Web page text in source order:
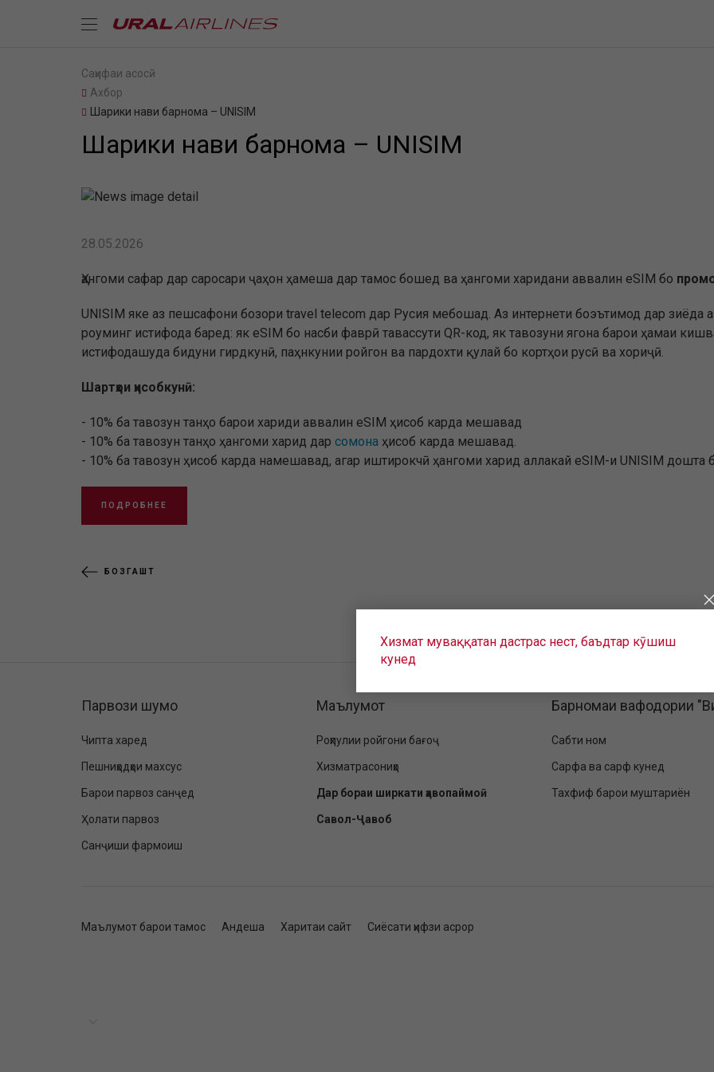
Саҳифаи асосӣ
Ахбор
Шарики нави барнома – UNISIM
Шарики нави барнома – UNISIM
28.05.2026
Ҳангоми сафар дар саросари ҷаҳон ҳамеша дар тамос бошед ва ҳангоми харидани аввалин eSIM бо
UNISIM яке аз пешсафони бозори travel telecom дар Русия мебошад. Аз интернети боэътимод дар зиёда
роуминг истифода баред: як eSIM бо насби фаврӣ тавассути QR-код, як тавозуни ягона барои ҳамаи
истифодашуда бидуни гирдкунӣ, паҳнкунии ройгон ва пардохти қулай бо кортҳои русӣ ва хориҷӣ.
Шартҳои ҳисобкунӣ:
- 10% ба тавозун танҳо барои хариди аввалин eSIM ҳисоб карда мешавад
- 10% ба тавозун танҳо ҳангоми харид дар сомона ҳисоб карда мешавад.
- 10% ба тавозун ҳисоб карда намешавад, агар иштирокчӣ ҳангоми харид аллакай eSIM-и UNISIM дошта
ПОДРОБНЕЕ
БОЗГАШТ
Хизмат муваққатан дастрас нест, баъдтар кӯшиш
кунед
Парвози шумо
Чипта харед
Пешниҳодҳои махсус
Барои парвоз санҷед
Ҳолати парвоз
Санҷиши фармоиш
Маълумот
Роҳпулии ройгони бағоҷ
Хизматрасониҳо
Дар бораи ширкати ҳавопаймоӣ
Савол-Ҷавоб
Барномаи вафодории
Сабти ном
Сарфа ва сарф кунед
Тахфиф барои муштариён
Маълумот барои тамос Андеша Харитаи сайт Сиёсати ҳифзи асрор